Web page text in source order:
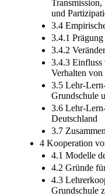
und
3.4
3.4.1
3.4.2
3.4.3 Einfluss
Verhalten
3.5 Lehr-
Grundschule
3.6 Lehr-
Deutschland
3.7
4 Kooperation
4.1 Modelle
4.2 Gründe
4.3
Grundschule